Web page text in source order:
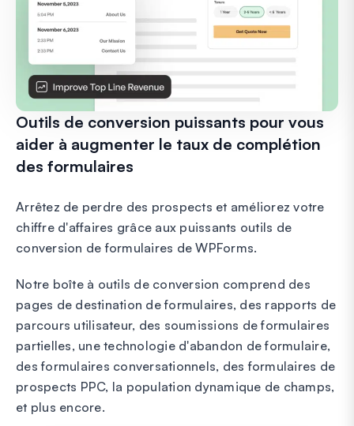
Outils de conversion puissants pour vous
aider à augmenter le taux de complétion
des formulaires
Arrêtez de perdre des prospects et améliorez votre
chiffre d'affaires grâce aux puissants outils de
conversion de formulaires de WPForms.
Notre boîte à outils de conversion comprend des
pages de destination de formulaires, des rapports de
parcours utilisateur, des soumissions de formulaires
partielles, une technologie d'abandon de formulaire,
des formulaires conversationnels, des formulaires de
prospects PPC, la population dynamique de champs,
et plus encore.